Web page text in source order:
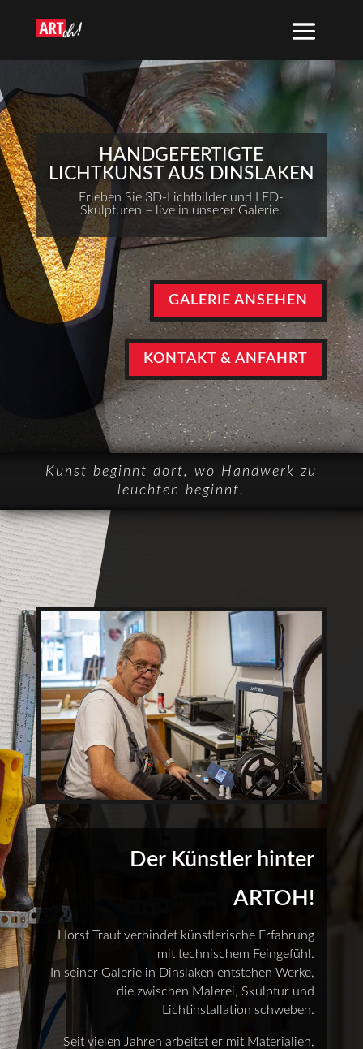
HANDGEFERTIGTE
LICHTKUNST AUS DINSLAKEN
Erleben Sie 3D-Lichtbilder und LED-
Skulpturen – live in unserer Galerie.
GALERIE ANSEHEN
KONTAKT & ANFAHRT
Kunst beginnt dort, wo Handwerk zu
leuchten beginnt.
Der Künstler hinter
ARTOH!
Horst Traut verbindet künstlerische Erfahrung
mit technischem Feingefühl.
In seiner Galerie in Dinslaken entstehen Werke,
die zwischen Malerei, Skulptur und
Lichtinstallation schweben.
Seit vielen Jahren arbeitet er mit Materialien,